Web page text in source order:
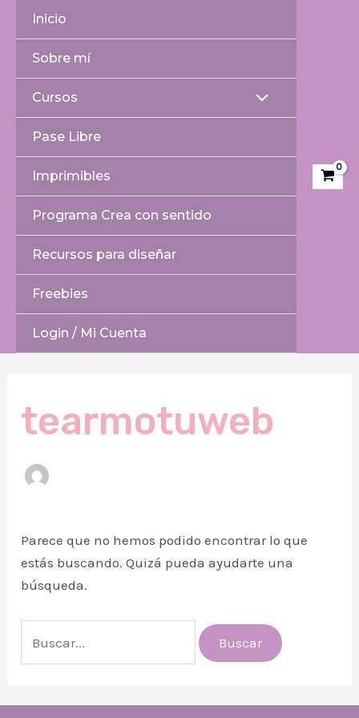
contenido
Inicio
Sobre mí
Cursos Alternar
Pase Libre
Imprimibles
Programa Crea con sentido
Recursos para diseñar
Freebies
Login / Mi Cuenta
tearmotuweb
Parece que no hemos podido encontrar lo que
estás buscando. Quizá pueda ayudarte una
búsqueda.
Buscar